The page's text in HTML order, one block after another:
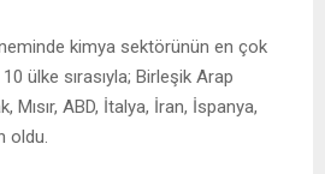
kimya sektörünün en çok
ülke sırasıyla; Birleşik Arap
Mısır, ABD, İtalya, İran, İspanya,
oldu.